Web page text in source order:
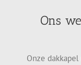
Ons
Onze